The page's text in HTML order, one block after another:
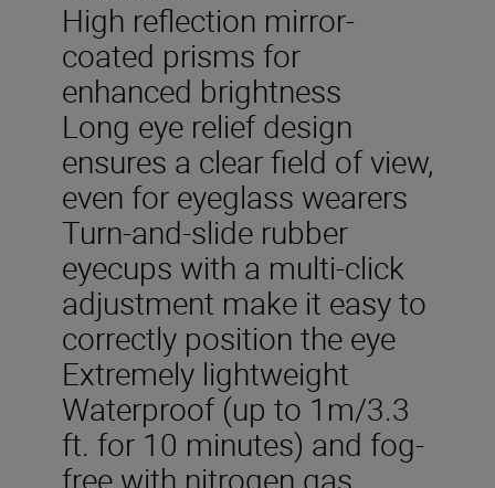
High reflection mirror-
coated prisms for
enhanced brightness
Long eye relief design
ensures a clear field of view,
even for eyeglass wearers
Turn-and-slide rubber
eyecups with a multi-click
adjustment make it easy to
correctly position the eye
Extremely lightweight
Waterproof (up to 1m/3.3
ft. for 10 minutes) and fog-
free with nitrogen gas